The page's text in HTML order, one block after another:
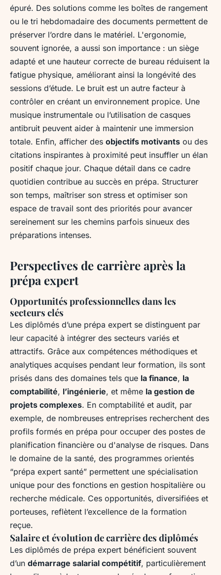
épuré. Des solutions comme les boîtes de rangement
ou le tri hebdomadaire des documents permettent de
préserver l’ordre dans le matériel. L'ergonomie,
souvent ignorée, a aussi son importance : un siège
adapté et une hauteur correcte de bureau réduisent la
fatigue physique, améliorant ainsi la longévité des
sessions d’étude. Le bruit est un autre facteur à
contrôler en créant un environnement propice. Une
musique instrumentale ou l’utilisation de casques
antibruit peuvent aider à maintenir une immersion
totale. Enfin, afficher des objectifs motivants ou des
citations inspirantes à proximité peut insuffler un élan
positif chaque jour. Chaque détail dans ce cadre
quotidien contribue au succès en prépa. Structurer
son temps, maîtriser son stress et optimiser son
espace de travail sont des priorités pour avancer
sereinement sur les chemins parfois sinueux des
préparations intenses.
Perspectives de carrière après la
prépa expert
Opportunités professionnelles dans les
secteurs clés
Les diplômés d’une prépa expert se distinguent par
leur capacité à intégrer des secteurs variés et
attractifs. Grâce aux compétences méthodiques et
analytiques acquises pendant leur formation, ils sont
prisés dans des domaines tels que la finance, la
comptabilité, l’ingénierie, et même la gestion de
projets complexes. En comptabilité et audit, par
exemple, de nombreuses entreprises recherchent des
profils formés en prépa pour occuper des postes de
planification financière ou d'analyse de risques. Dans
le domaine de la santé, des programmes orientés
“prépa expert santé” permettent une spécialisation
unique pour des fonctions en gestion hospitalière ou
recherche médicale. Ces opportunités, diversifiées et
porteuses, reflètent l’excellence de la formation
reçue.
Salaire et évolution de carrière des diplômés
Les diplômés de prépa expert bénéficient souvent
d’un démarrage salarial compétitif, particulièrement